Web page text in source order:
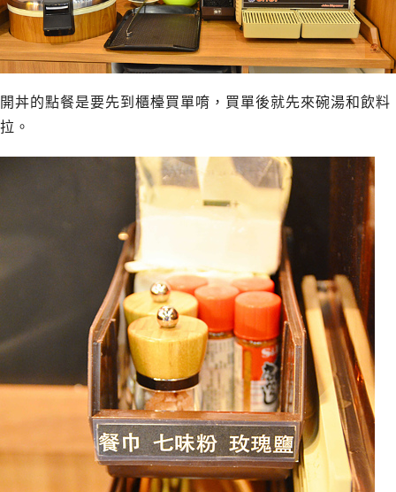
開丼的點餐是要先到櫃檯買單唷，買單後就先來碗湯和飲料
拉。